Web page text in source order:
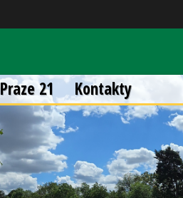
21 Kontakty